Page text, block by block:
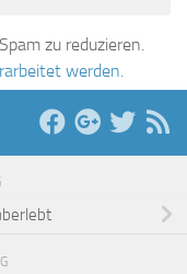
zu reduzieren.
werden.